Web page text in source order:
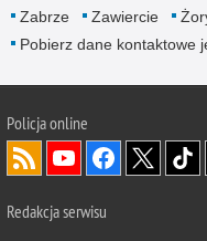
Zabrze
Zawiercie
Pobierz dane kontaktowe
Policja online
Redakcja serwisu